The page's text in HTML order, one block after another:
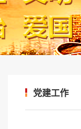
党建工作